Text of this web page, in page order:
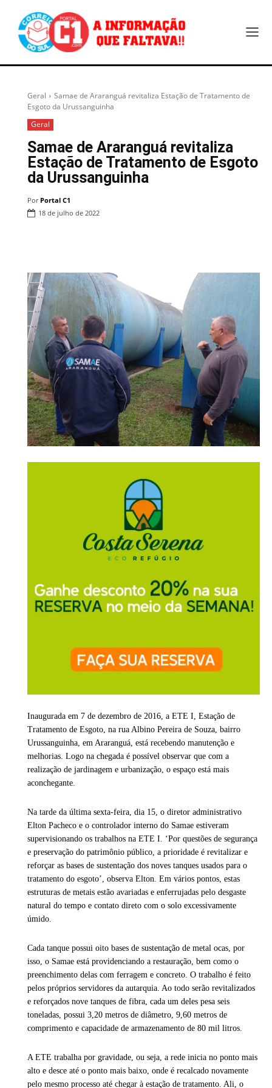
Geral
Samae de Araranguá revitaliza Estação de Tratamento de
Esgoto da Urussanguinha
Geral
Samae de Araranguá revitaliza
Estação de Tratamento de Esgoto
da Urussanguinha
Por Portal C1
18 de julho de 2022
Inaugurada em 7 de dezembro de 2016, a ETE I, Estação de
Tratamento de Esgoto, na rua Albino Pereira de Souza, bairro
Urussanguinha, em Araranguá, está recebendo manutenção e
melhorias. Logo na chegada é possível observar que com a
realização de jardinagem e urbanização, o espaço está mais
aconchegante.
Na tarde da última sexta-feira, dia 15, o diretor administrativo
Elton Pacheco e o controlador interno do Samae estiveram
supervisionando os trabalhos na ETE I. ‘Por questões de segurança
e preservação do patrimônio público, a prioridade é revitalizar e
reforçar as bases de sustentação dos noves tanques usados para o
tratamento do esgoto’, observa Elton. Em vários pontos, estas
estruturas de metais estão avariadas e enferrujadas pelo desgaste
natural do tempo e contato direto com o solo excessivamente
úmido.
Cada tanque possui oito bases de sustentação de metal ocas, por
isso, o Samae está providenciando a restauração, bem como o
preenchimento delas com ferragem e concreto. O trabalho é feito
pelos próprios servidores da autarquia. Ao todo serão revitalizados
e reforçados nove tanques de fibra, cada um deles pesa seis
toneladas, possui 3,20 metros de diâmetro, 9,60 metros de
comprimento e capacidade de armazenamento de 80 mil litros.
A ETE trabalha por gravidade, ou seja, a rede inicia no ponto mais
alto e desce até o ponto mais baixo, onde é recalcado novamente
pelo mesmo processo até chegar à estação de tratamento. Ali, o